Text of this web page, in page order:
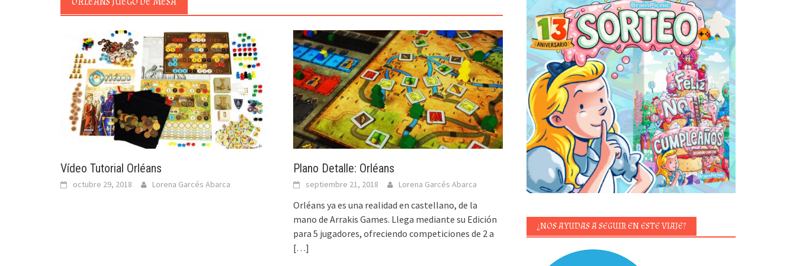
Vídeo Tutorial Orléans
octubre 29, 2018 Lorena Garcés Abarca
Plano Detalle: Orléans
septiembre 21, 2018 Lorena Garcés Abarca
Orléans ya es una realidad en castellano, de la
mano de Arrakis Games. Llega mediante su Edición
para 5 jugadores, ofreciendo competiciones de 2 a
[…]
¿NOS AYUDAS A SEGUIR EN ESTE VIAJE?